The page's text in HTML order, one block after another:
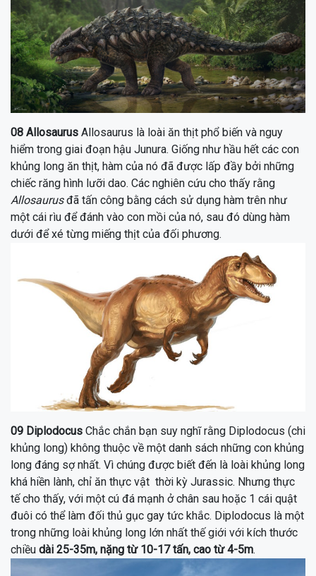
08 Allosaurus Allosaurus là loài ăn thịt phổ biến và nguy
hiểm trong giai đoạn hậu Junura. Giống như hầu hết các con
khủng long ăn thịt, hàm của nó đã được lấp đầy bởi những
chiếc răng hình lưỡi dao. Các nghiên cứu cho thấy rằng
Allosaurusđã tấn công bằng cách sử dụng hàm trên như
một cái rìu để đánh vào con mồi của nó, sau đó dùng hàm
dưới để xé từng miếng thịt của đối phương.
09 Diplodocus Chắc chắn bạn suy nghĩ rằng Diplodocus (chi
khủng long) không thuộc về một danh sách những con khủng
long đáng sợ nhất. Vì chúng được biết đến là loài khủng long
khá hiền lành, chỉ ăn thực vật thời kỳ Jurassic. Nhưng thực
tế cho thấy, với một cú đá mạnh ở chân sau hoặc 1 cái quật
đuôi có thể làm đối thủ gục gay tức khắc. Diplodocus là một
trong những loài khủng long lớn nhất thế giới với kích thước
chiều dài 25-35m, nặng từ 10-17 tấn, cao từ 4-5m.